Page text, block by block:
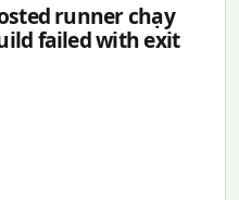
runner chạy
failed with exit